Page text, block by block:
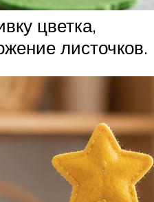
цветка,
листочков.